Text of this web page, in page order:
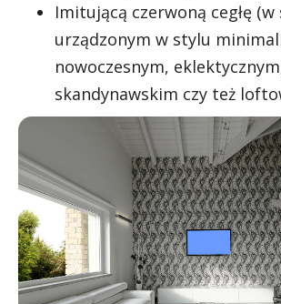
Imitującą czerwoną cegłę (w
urządzonym w stylu
nowoczesnym,
skandynawskim czy też